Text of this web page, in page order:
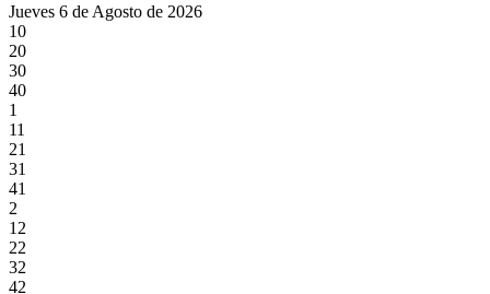
Jueves 6 de Agosto de 2026
10
20
30
40
1
11
21
31
41
2
12
22
32
42